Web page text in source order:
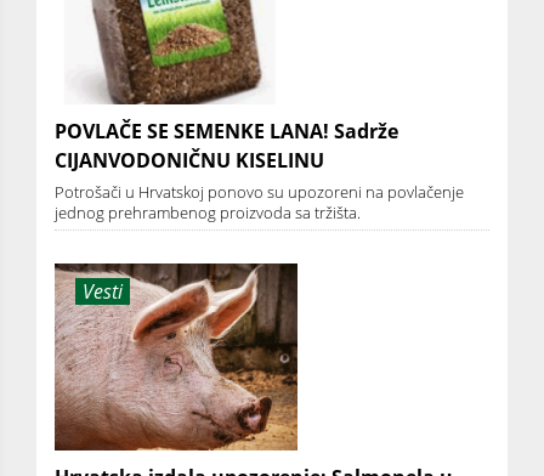
POVLAČE SE SEMENKE LANA! Sadrže
CIJANVODONIČNU KISELINU
Potrošači u Hrvatskoj ponovo su upozoreni na povlačenje
jednog prehrambenog proizvoda sa tržišta.
Vesti